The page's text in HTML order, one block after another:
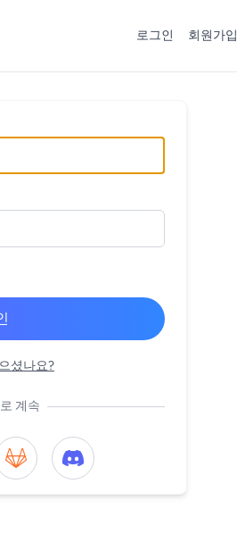
로그인 회원가입
셨나요?
계속
with GitHub
Continue with GitLab
Continue with Discord